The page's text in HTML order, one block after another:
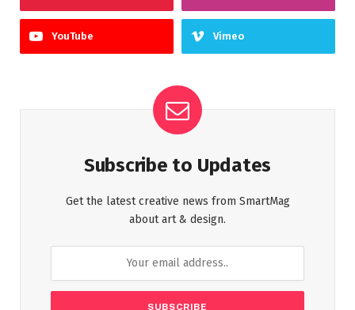
YouTube Vimeo
Subscribe to Updates
Get the latest creative news from SmartMag
about art & design.